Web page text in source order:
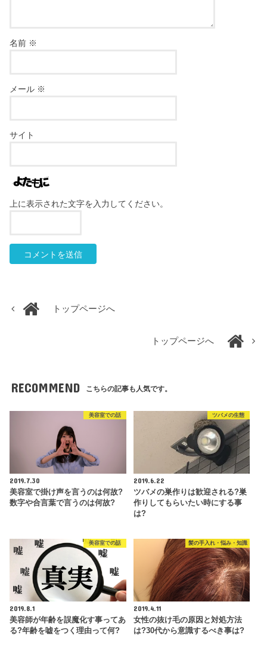
名前 ※
メール ※
サイト
上に表示された文字を入力してください。
トップページへ
トップページへ
RECOMMEND こちらの記事も人気です。
美容室での話
2019.7.30
美容室で掛け声を言うのは何故?
数字や合言葉で言うのは何故?
ツバメの生態
2019.6.22
ツバメの巣作りは歓迎される?巣
作りしてもらいたい時にする事
は?
美容室での話
2019.8.1
美容師が年齢を誤魔化す事ってあ
る?年齢を嘘をつく理由って何?
髪の手入れ・悩み・知識
2019.4.11
女性の抜け毛の原因と対処方法
は?30代から意識するべき事は?